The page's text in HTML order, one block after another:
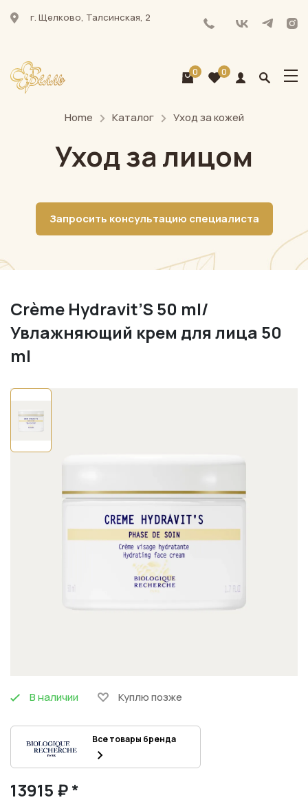
г. Щелково, Талсинская, 2
0 0
Home Каталог Уход за кожей
Уход за лицом
Запросить консультацию специалиста
Crème Hydravit’S 50 ml/
Увлажняющий крем для лица 50
ml
В наличии Куплю позже
Все товары бренда
13915 ₽ *